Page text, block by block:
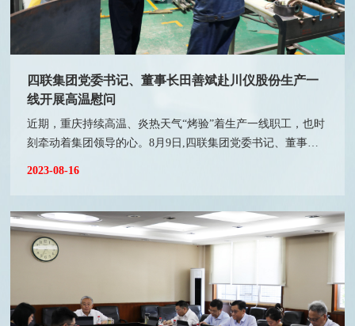
四联集团党委书记、董事长田善斌赴川仪股份生产一
线开展高温慰问
近期，重庆持续高温、炎热天气“烤验”着生产一线职工，也时
刻牵动着集团领导的心。8月9日,四联集团党委书记、董事长
大家感受到了夏日里的“清凉”。 “谢谢你们！你们辛苦了，天
气炎热，要保重身体！”慰问现场，田善斌亲切地和一线职工
一一握手，并
2023-08-16